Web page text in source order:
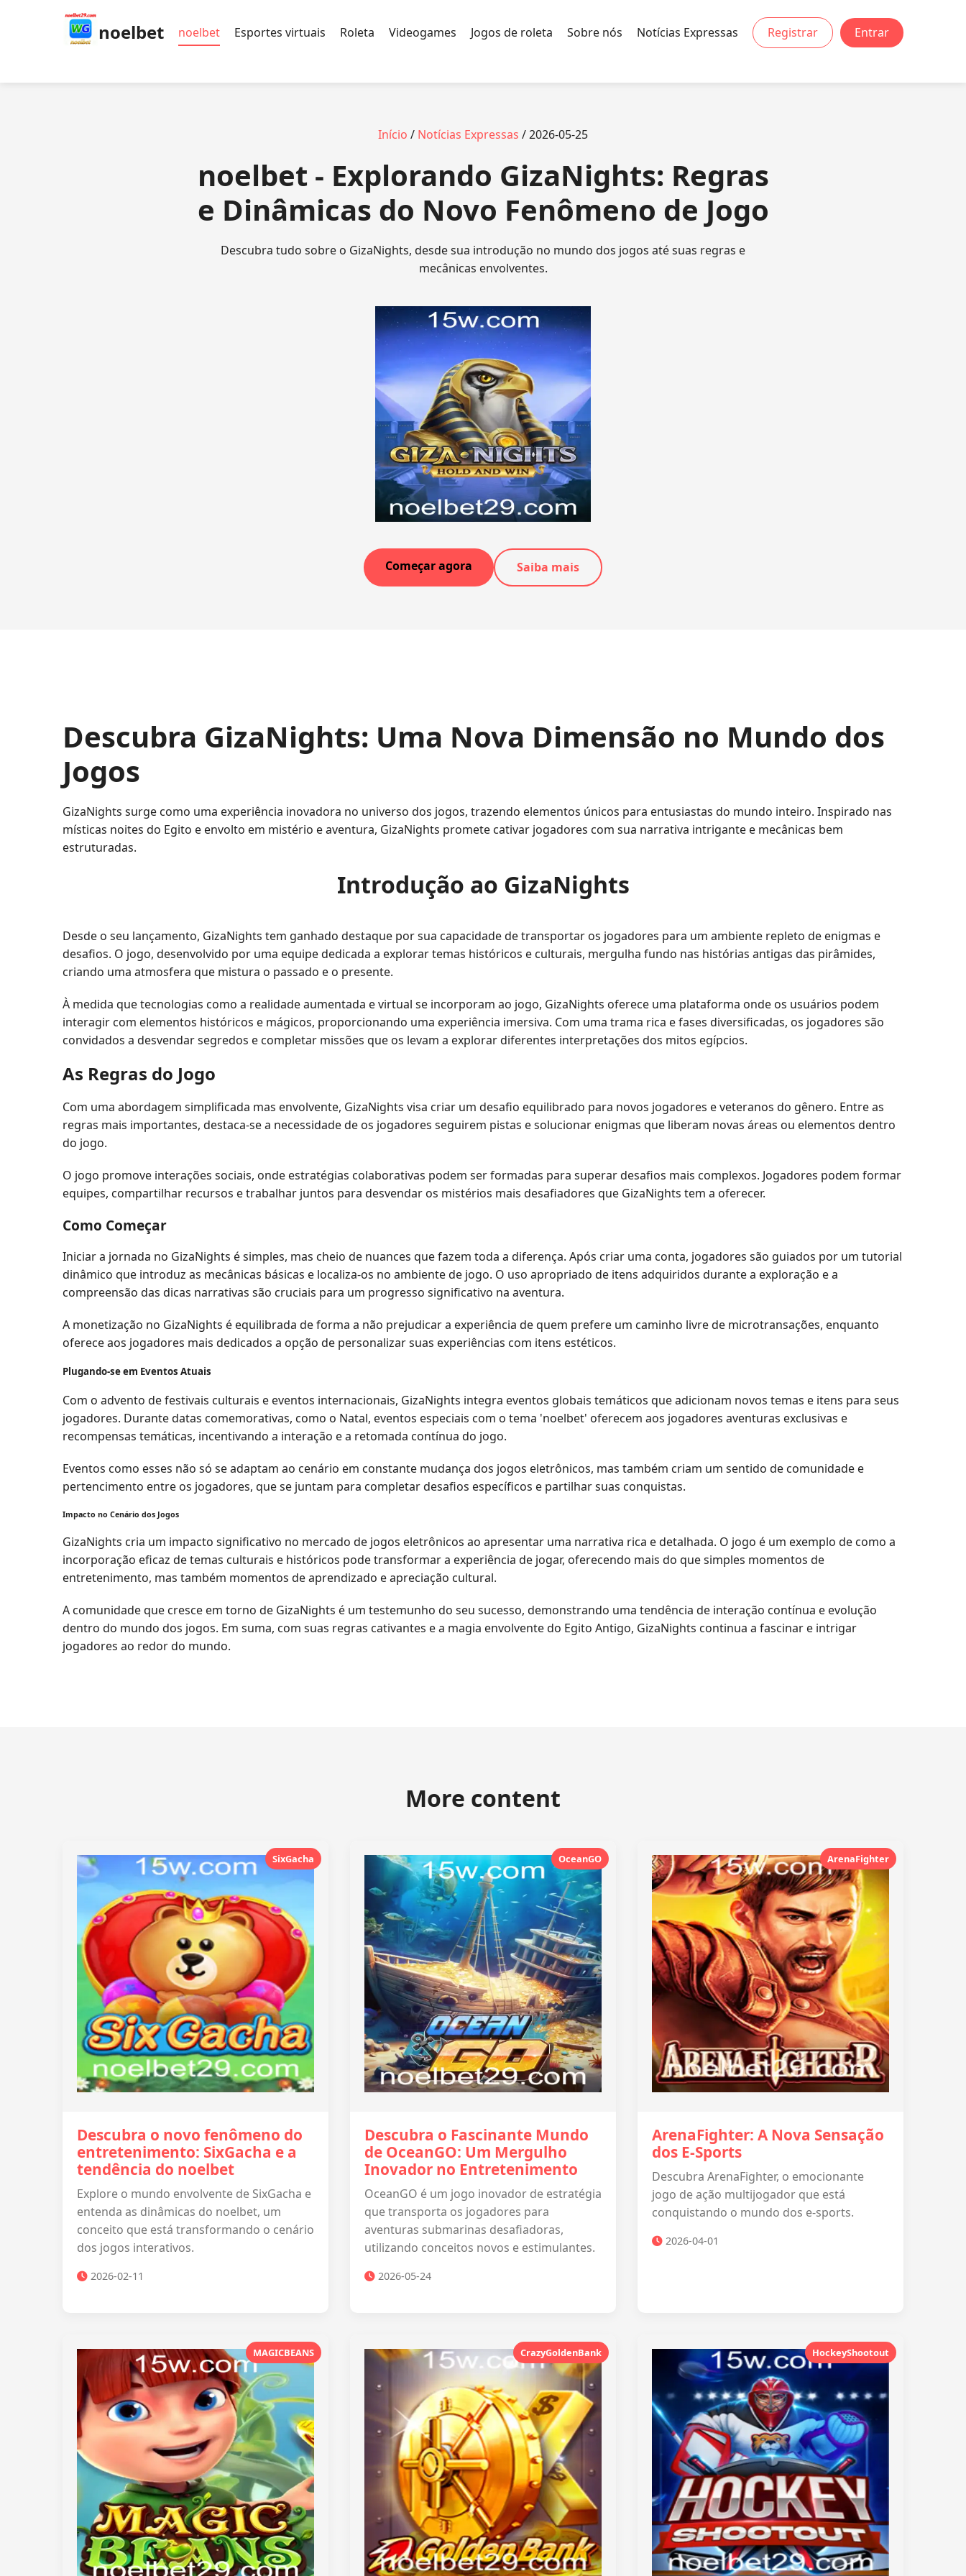
noelbet noelbet Esportes virtuais Roleta Videogames Jogos de roleta Sobre nós Notícias Expressas Registrar Entrar
Início / Notícias Expressas / 2026-05-25
noelbet - Explorando GizaNights: Regras
e Dinâmicas do Novo Fenômeno de Jogo
Descubra tudo sobre o GizaNights, desde sua introdução no mundo dos jogos até suas regras e
mecânicas envolventes.
Começar agora Saiba mais
Descubra GizaNights: Uma Nova Dimensão no Mundo dos
Jogos
GizaNights surge como uma experiência inovadora no universo dos jogos, trazendo elementos únicos para entusiastas do mundo inteiro. Inspirado nas
místicas noites do Egito e envolto em mistério e aventura, GizaNights promete cativar jogadores com sua narrativa intrigante e mecânicas bem
estruturadas.
Introdução ao GizaNights
Desde o seu lançamento, GizaNights tem ganhado destaque por sua capacidade de transportar os jogadores para um ambiente repleto de enigmas e
desafios. O jogo, desenvolvido por uma equipe dedicada a explorar temas históricos e culturais, mergulha fundo nas histórias antigas das pirâmides,
criando uma atmosfera que mistura o passado e o presente.
À medida que tecnologias como a realidade aumentada e virtual se incorporam ao jogo, GizaNights oferece uma plataforma onde os usuários podem
interagir com elementos históricos e mágicos, proporcionando uma experiência imersiva. Com uma trama rica e fases diversificadas, os jogadores são
convidados a desvendar segredos e completar missões que os levam a explorar diferentes interpretações dos mitos egípcios.
As Regras do Jogo
Com uma abordagem simplificada mas envolvente, GizaNights visa criar um desafio equilibrado para novos jogadores e veteranos do gênero. Entre as
regras mais importantes, destaca-se a necessidade de os jogadores seguirem pistas e solucionar enigmas que liberam novas áreas ou elementos dentro
do jogo.
O jogo promove interações sociais, onde estratégias colaborativas podem ser formadas para superar desafios mais complexos. Jogadores podem formar
equipes, compartilhar recursos e trabalhar juntos para desvendar os mistérios mais desafiadores que GizaNights tem a oferecer.
Como Começar
Iniciar a jornada no GizaNights é simples, mas cheio de nuances que fazem toda a diferença. Após criar uma conta, jogadores são guiados por um tutorial
dinâmico que introduz as mecânicas básicas e localiza-os no ambiente de jogo. O uso apropriado de itens adquiridos durante a exploração e a
compreensão das dicas narrativas são cruciais para um progresso significativo na aventura.
A monetização no GizaNights é equilibrada de forma a não prejudicar a experiência de quem prefere um caminho livre de microtransações, enquanto
oferece aos jogadores mais dedicados a opção de personalizar suas experiências com itens estéticos.
Plugando-se em Eventos Atuais
Com o advento de festivais culturais e eventos internacionais, GizaNights integra eventos globais temáticos que adicionam novos temas e itens para seus
jogadores. Durante datas comemorativas, como o Natal, eventos especiais com o tema 'noelbet' oferecem aos jogadores aventuras exclusivas e
recompensas temáticas, incentivando a interação e a retomada contínua do jogo.
Eventos como esses não só se adaptam ao cenário em constante mudança dos jogos eletrônicos, mas também criam um sentido de comunidade e
pertencimento entre os jogadores, que se juntam para completar desafios específicos e partilhar suas conquistas.
Impacto no Cenário dos Jogos
GizaNights cria um impacto significativo no mercado de jogos eletrônicos ao apresentar uma narrativa rica e detalhada. O jogo é um exemplo de como a
incorporação eficaz de temas culturais e históricos pode transformar a experiência de jogar, oferecendo mais do que simples momentos de
entretenimento, mas também momentos de aprendizado e apreciação cultural.
A comunidade que cresce em torno de GizaNights é um testemunho do seu sucesso, demonstrando uma tendência de interação contínua e evolução
dentro do mundo dos jogos. Em suma, com suas regras cativantes e a magia envolvente do Egito Antigo, GizaNights continua a fascinar e intrigar
jogadores ao redor do mundo.
More content
SixGacha
Descubra o novo fenômeno do
entretenimento: SixGacha e a
tendência do noelbet
Explore o mundo envolvente de SixGacha e
entenda as dinâmicas do noelbet, um
conceito que está transformando o cenário
dos jogos interativos.
2026-02-11
OceanGO
Descubra o Fascinante Mundo
de OceanGO: Um Mergulho
Inovador no Entretenimento
OceanGO é um jogo inovador de estratégia
que transporta os jogadores para
aventuras submarinas desafiadoras,
utilizando conceitos novos e estimulantes.
2026-05-24
ArenaFighter
ArenaFighter: A Nova Sensação
dos E-Sports
Descubra ArenaFighter, o emocionante
jogo de ação multijogador que está
conquistando o mundo dos e-sports.
2026-04-01
MAGICBEANS CrazyGoldenBank HockeyShootout